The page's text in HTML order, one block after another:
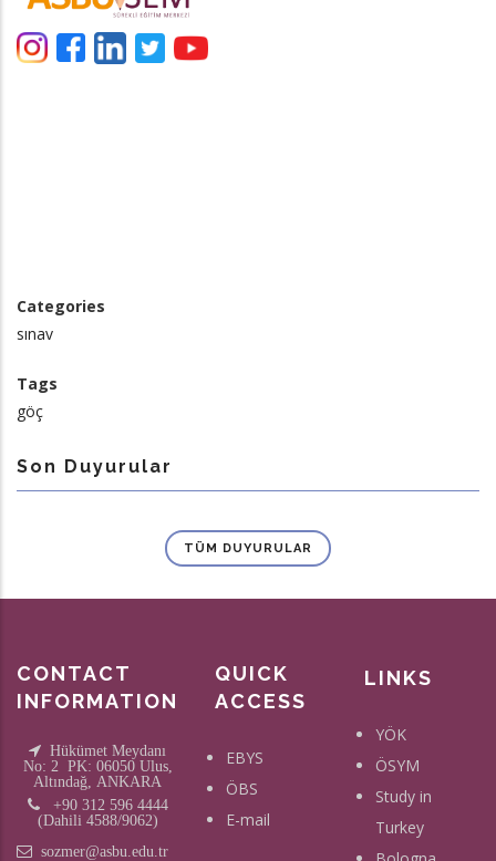
Categories
sınav
Tags
göç
Son Duyurular
TÜM DUYURULAR
CONTACT
INFORMATION
Hükümet Meydanı
No: 2 PK: 06050 Ulus,
Altındağ, ANKARA
+90 312 596 4444
(Dahili 4588/9062)
sozmer@asbu.edu.tr
QUICK
ACCESS
EBYS
ÖBS
E-mail
LINKS
YÖK
ÖSYM
Study in
Turkey